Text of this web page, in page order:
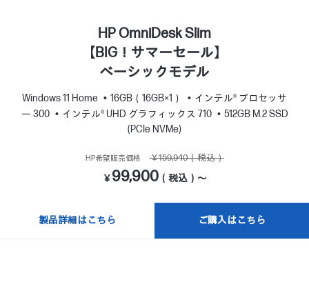
HP OmniDesk Slim
【BIG！サマーセール】
ベーシックモデル
Windows 11 Home 16GB（16GB×1）
インテル® プロセッサ
ー 300
インテル® UHD グラフィックス 710
512GB M.2 SSD
(PCIe NVMe)
HP希望販売価格 ￥159,940（税込）
￥99,900 （税込）～
製品詳細はこちら ご購入はこちら